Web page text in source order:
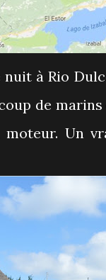
à Rio
de
Un